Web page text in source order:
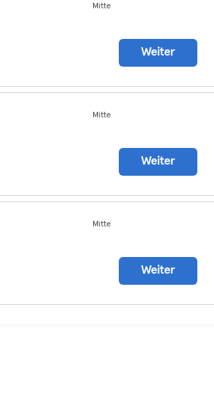
Mitte
Weiter
Mitte
Weiter
Mitte
Weiter